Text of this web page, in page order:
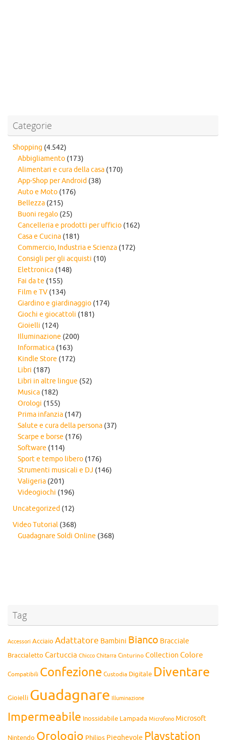
Categorie
Shopping (4.542)
Abbigliamento (173)
Alimentari e cura della casa (170)
App-Shop per Android (38)
Auto e Moto (176)
Bellezza (215)
Buoni regalo (25)
Cancelleria e prodotti per ufficio (162)
Casa e Cucina (181)
Commercio, Industria e Scienza (172)
Consigli per gli acquisti (10)
Elettronica (148)
Fai da te (155)
Film e TV (134)
Giardino e giardinaggio (174)
Giochi e giocattoli (181)
Gioielli (124)
Illuminazione (200)
Informatica (163)
Kindle Store (172)
Libri (187)
Libri in altre lingue (52)
Musica (182)
Orologi (155)
Prima infanzia (147)
Salute e cura della persona (37)
Scarpe e borse (176)
Software (114)
Sport e tempo libero (176)
Strumenti musicali e DJ (146)
Valigeria (201)
Videogiochi (196)
Uncategorized (12)
Video Tutorial (368)
Guadagnare Soldi Online (368)
Tag
Accessori Acciaio Adattatore Bambini Bianco Bracciale
Braccialetto Cartuccia Chicco Chitarra Cinturino Collection Colore
Compatibili Confezione Custodia Digitale Diventare
Gioielli Guadagnare Illuminazione
Impermeabile Inossidabile Lampada Microfono Microsoft
Nintendo Orologio Philips Pieghevole Playstation